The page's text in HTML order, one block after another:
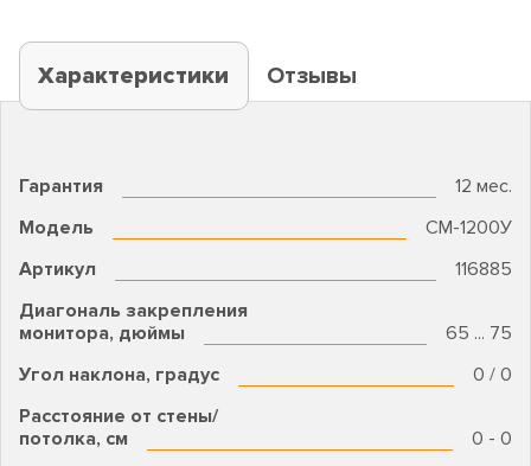
Характеристики Отзывы
Гарантия
12 мес.
Модель
CM-1200У
Артикул
116885
Диагональ закрепления
монитора, дюймы
65 ... 75
Угол наклона, градус
0 / 0
Расстояние от стены/
потолка, см
0 - 0